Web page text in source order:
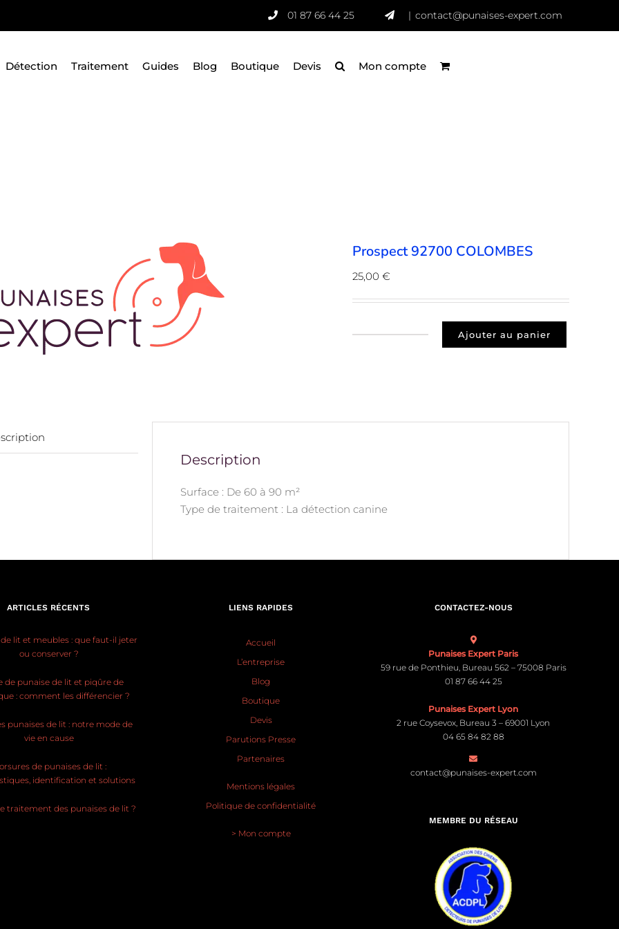
01 87 66 44 25 | contact@punaises-expert.com
Détection Traitement Guides Blog Boutique Devis Mon compte
Prospect 92700 COLOMBES
25,00 €
Ajouter au panier
Description
Surface : De 60 à 90 m²
Type de traitement : La détection canine
ARTICLES RÉCENTS
lit et meubles : que faut-il jeter
ou conserver ?
de punaise de lit et piqûre de
: comment les différencier ?
punaises de lit : notre mode de
vie en cause
de punaises de lit :
identification et solutions
traitement des punaises de lit ?
LIENS RAPIDES
Accueil
L’entreprise
Blog
Boutique
Devis
Parutions Presse
Partenaires
Mentions légales
Politique de confidentialité
> Mon compte
CONTACTEZ-NOUS
Punaises Expert Paris
59 rue de Ponthieu, Bureau 562 – 75008 Paris
01 87 66 44 25
Punaises Expert Lyon
2 rue Coysevox, Bureau 3 – 69001 Lyon
04 65 84 82 88
contact@punaises-expert.com
MEMBRE DU RÉSEAU